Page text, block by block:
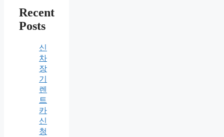
Recent
Posts
신
차
장
기
렌
트
카
신
청